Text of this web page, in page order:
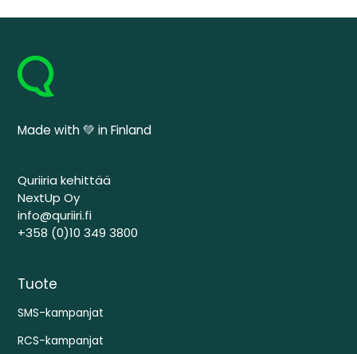
Made with 💚 in Finland
Quriiria kehittää
NextUp Oy
info@quriiri.fi
+358 (0)10 349 3800
Tuote
SMS-kampanjat
RCS-kampanjat